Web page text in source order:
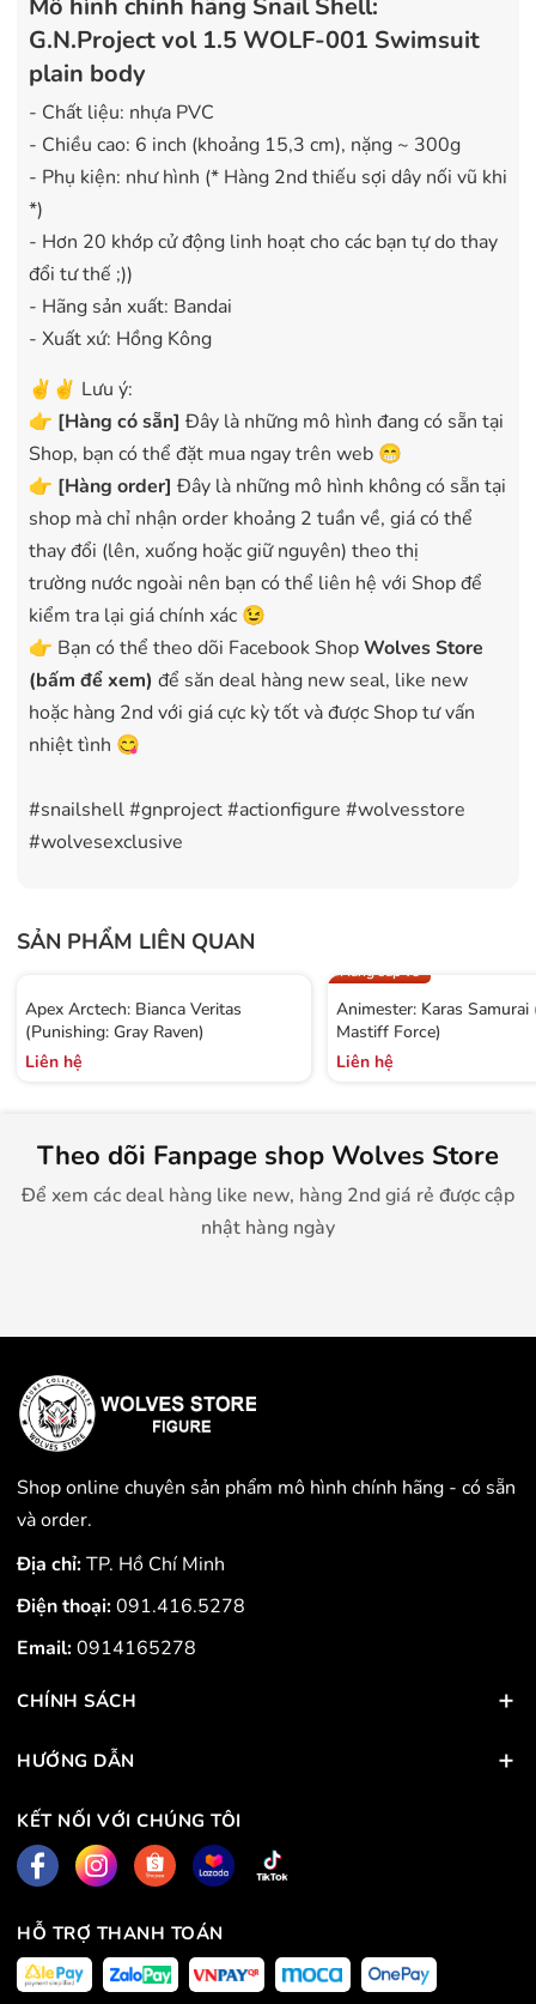
Mô hình chính hãng Snail Shell:
G.N.Project vol 1.5 WOLF-001 Swimsuit
plain body
- Chất liệu: nhựa PVC
- Chiều cao: 6 inch (khoảng 15,3 cm), nặng ~ 300g
- Phụ kiện: như hình (* Hàng 2nd thiếu sợi dây nối vũ khi
*)
- Hơn 20 khớp cử động linh hoạt cho các bạn tự do thay
đổi tư thế ;))
- Hãng sản xuất: Bandai
- Xuất xứ: Hồng Kông
✌️✌️ Lưu ý:
👉 [Hàng có sẵn] Đây là những mô hình đang có sẵn tại
Shop, bạn có thể đặt mua ngay trên web 😁
👉 [Hàng order] Đây là những mô hình không có sẵn tại
shop mà chỉ nhận order khoảng 2 tuần về, giá có thể
thay đổi (lên, xuống hoặc giữ nguyên) theo thị
trường nước ngoài nên bạn có thể liên hệ với Shop để
kiểm tra lại giá chính xác 😉
👉 Bạn có thể theo dõi Facebook ShopWolves Store
(bấm để xem) để săn deal hàng new seal, like new
hoặc hàng 2nd với giá cực kỳ tốt và được Shop tư vấn
nhiệt tình 😋
#snailshell #gnproject #actionfigure #wolvesstore
#wolvesexclusive
SẢN PHẨM LIÊN QUAN
Apex Arctech: Bianca Veritas
(Punishing: Gray Raven)
Liên hệ
Hàng sắp về
Animester: Karas
Mastiff Force)
Liên hệ
Theo dõi Fanpage shop Wolves Store
Để xem các deal hàng like new, hàng 2nd giá rẻ được cập
nhật hàng ngày
Shop online chuyên sản phẩm mô hình chính hãng - có sẵn
và order.
Địa chỉ:TP. Hồ Chí Minh
Điện thoại:091.416.5278
Email:0914165278
CHÍNH SÁCH
HƯỚNG DẪN
KẾT NỐI VỚI CHÚNG TÔI
HỖ TRỢ THANH TOÁN